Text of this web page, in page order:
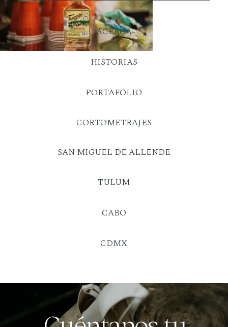
ACERCA
SAN MIGUEL DE ALLENDE
HISTORIAS
TULUM
PORTAFOLIO
CABO
CDMX
CORTOMETRAJES